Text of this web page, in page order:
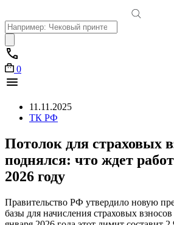
Поиск
товаров
0
11.11.2025
ТК РФ
Потолок для страховых
поднялся: что ждет
2026 году
Правительство РФ утвердило новую
базы для начисления страховых